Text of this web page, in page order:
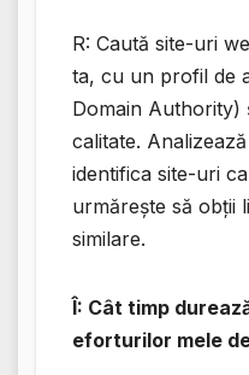
R: Caută site-uri
ta, cu un profil de
Domain Authority)
calitate.
identifica site-uri
urmărește să obții
similare.
Î: Cât timp
eforturilor mele